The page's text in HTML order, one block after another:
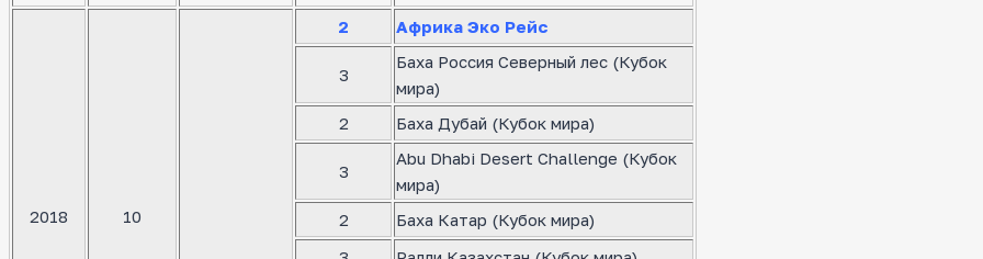
2018 10
2 Африка Эко Рейс
3
Баха Россия Северный лес (Кубок
мира)
2
Баха Дубай (Кубок мира)
3
Abu Dhabi Desert Challenge (Кубок
мира)
2
Баха Катар (Кубок мира)